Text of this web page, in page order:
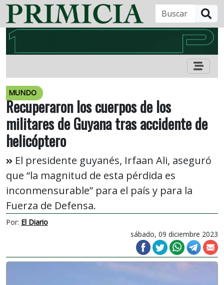
MUNDO
Recuperaron los cuerpos de los
militares de Guyana tras accidente de
helicóptero
El presidente guyanés, Irfaan Ali, aseguró
que “la magnitud de esta pérdida es
inconmensurable” para el país y para la
Fuerza de Defensa.
Por: El Diario
sábado, 09 diciembre 2023